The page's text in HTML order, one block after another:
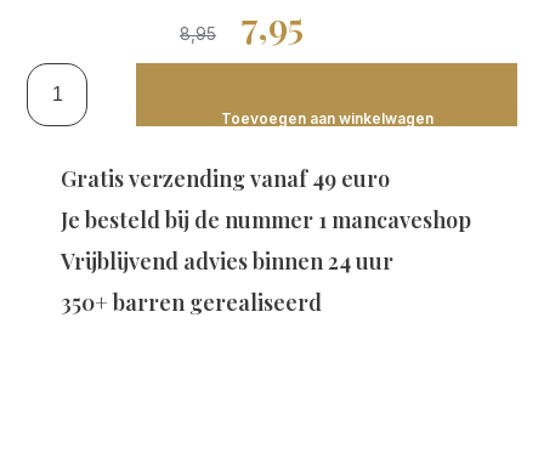
8,95 7,95
Toevoegen aan winkelwagen
Gratis verzending vanaf 49 euro
Je besteld bij de nummer 1 mancaveshop
Vrijblijvend advies binnen 24 uur
350+ barren gerealiseerd